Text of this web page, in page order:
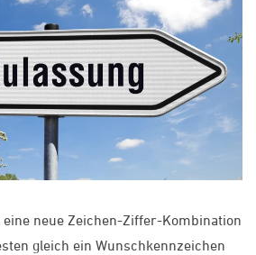
eine neue Zeichen-Ziffer-Kombination
gleich ein Wunschkennzeichen